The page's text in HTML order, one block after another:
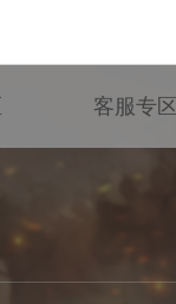
客服专区